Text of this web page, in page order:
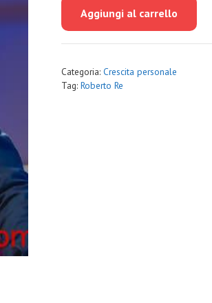
era:
è:
Aggiungi al carrello
Categoria: Crescita personale
Tag: Roberto Re